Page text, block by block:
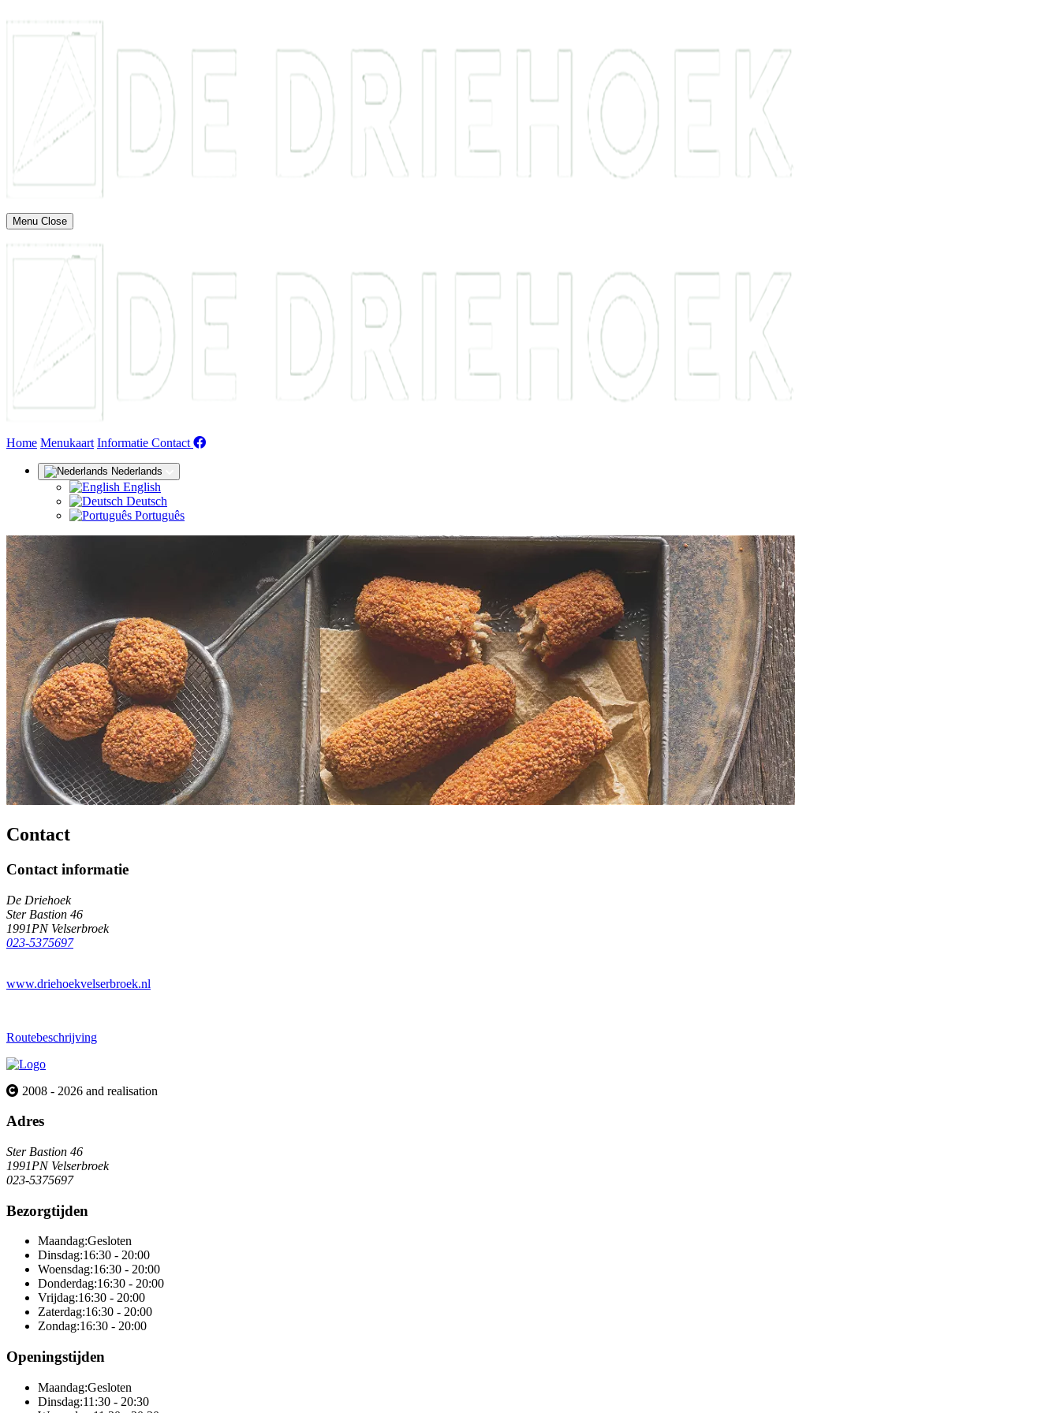
Menu Close
Home Menukaart Informatie Contact (huidige)
Nederlands
English
Deutsch
Português
Contact
Contact informatie
De Driehoek
Ster Bastion 46
1991PN Velserbroek
023-5375697
www.driehoekvelserbroek.nl
Routebeschrijving
2008 - 2026 and realisation
Adres
Ster Bastion 46
1991PN Velserbroek
023-5375697
Bezorgtijden
Maandag:Gesloten
Dinsdag:16:30 - 20:00
Woensdag:16:30 - 20:00
Donderdag:16:30 - 20:00
Vrijdag:16:30 - 20:00
Zaterdag:16:30 - 20:00
Zondag:16:30 - 20:00
Openingstijden
Maandag:Gesloten
Dinsdag:11:30 - 20:30